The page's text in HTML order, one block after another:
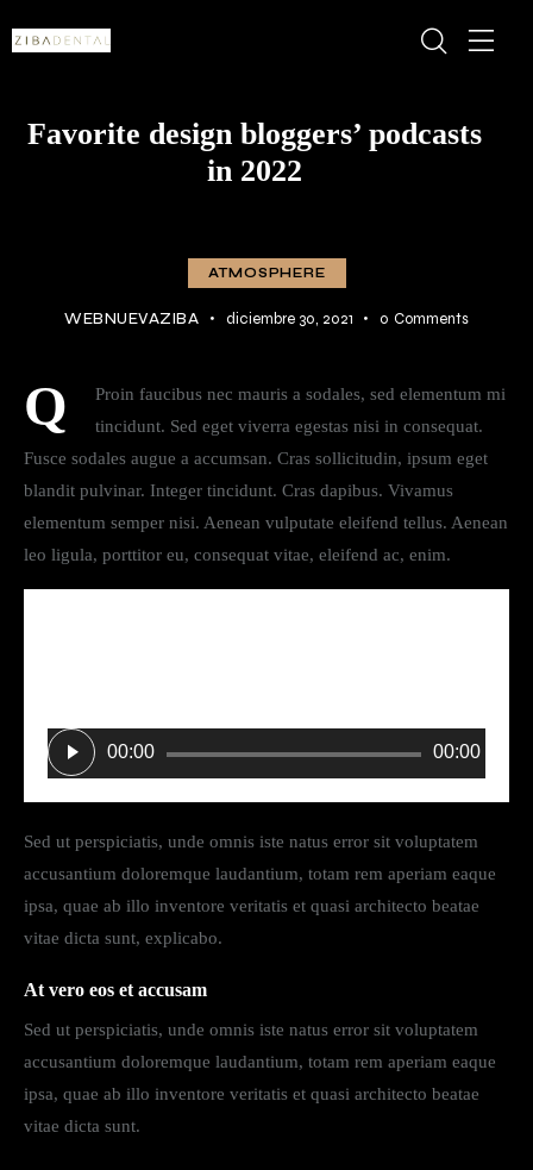
Favorite design bloggers’ podcasts
in 2022
ATMOSPHERE
WEBNUEVAZIBA diciembre 30, 2021 0 Comments
Q
Proin faucibus nec mauris a sodales, sed elementum mi
tincidunt. Sed eget viverra egestas nisi in consequat.
Fusce sodales augue a accumsan. Cras sollicitudin, ipsum eget
blandit pulvinar. Integer tincidunt. Cras dapibus. Vivamus
elementum semper nisi. Aenean vulputate eleifend tellus. Aenean
leo ligula, porttitor eu, consequat vitae, eleifend ac, enim.
Audio
Player
00:00 00:00
Sed ut perspiciatis, unde omnis iste natus error sit voluptatem
accusantium doloremque laudantium, totam rem aperiam eaque
ipsa, quae ab illo inventore veritatis et quasi architecto beatae
vitae dicta sunt, explicabo.
At vero eos et accusam
Sed ut perspiciatis, unde omnis iste natus error sit voluptatem
accusantium doloremque laudantium, totam rem aperiam eaque
ipsa, quae ab illo inventore veritatis et quasi architecto beatae
vitae dicta sunt.